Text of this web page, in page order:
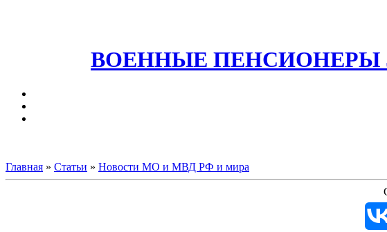
ВОЕННЫЕ ПЕНСИОНЕРЫ
Главная » Статьи » Новости МО и МВД РФ и мира